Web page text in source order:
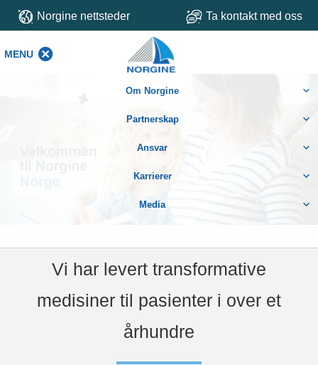
Norgine nettsteder Ta kontakt med oss
MENU
Om Norgine
Partnerskap
Ansvar
Karrierer
Media
Vi har levert transformative
medisiner til pasienter i over et
århundre